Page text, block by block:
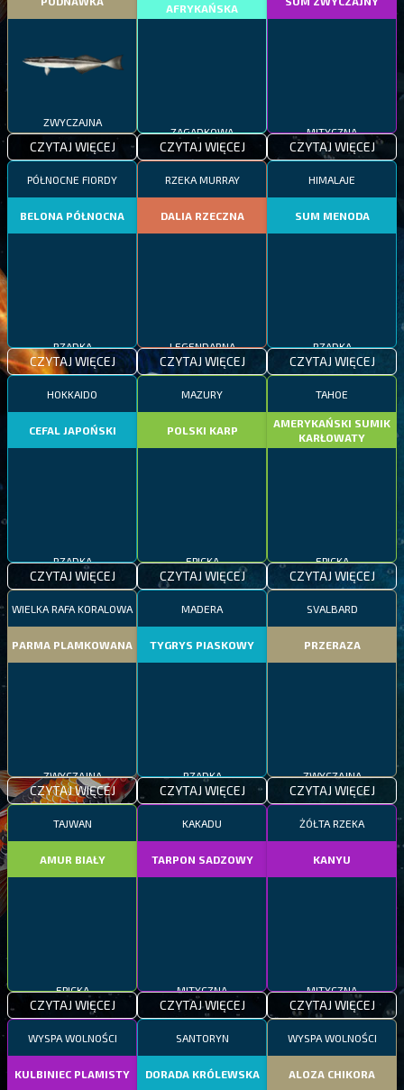
ZWYCZAJNA
CZYTAJ WIĘCEJ
AFRYKAŃSKA
CZYTAJ WIĘCEJ CZYTAJ WIĘCEJ
PÓŁNOCNE FIORDY
BELONA PÓŁNOCNA
CZYTAJ WIĘCEJ
RZEKA MURRAY
DALIA RZECZNA
CZYTAJ WIĘCEJ
HIMALAJE
SUM MENODA
CZYTAJ WIĘCEJ
HOKKAIDO
CEFAL JAPOŃSKI
CZYTAJ WIĘCEJ
MAZURY
POLSKI KARP
CZYTAJ WIĘCEJ
TAHOE
AMERYKAŃSKI SUMIK
KARŁOWATY
CZYTAJ WIĘCEJ
WIELKA RAFA KORALOWA
PARMA PLAMKOWANA
CZYTAJ WIĘCEJ
MADERA
TYGRYS PIASKOWY
CZYTAJ WIĘCEJ
SVALBARD
PRZERAZA
CZYTAJ WIĘCEJ
TAJWAN
AMUR BIAŁY
CZYTAJ WIĘCEJ
KAKADU
TARPON SADZOWY
CZYTAJ WIĘCEJ
ŻÓŁTA RZEKA
KANYU
CZYTAJ WIĘCEJ
WYSPA WOLNOŚCI
KULBINIEC PLAMISTY
SANTORYN
DORADA KRÓLEWSKA
WYSPA WOLNOŚCI
ALOZA CHIKORA